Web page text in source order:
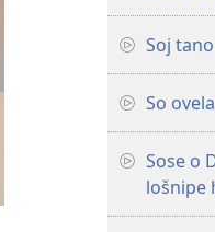
Soj
So
Sose o
lošnipe